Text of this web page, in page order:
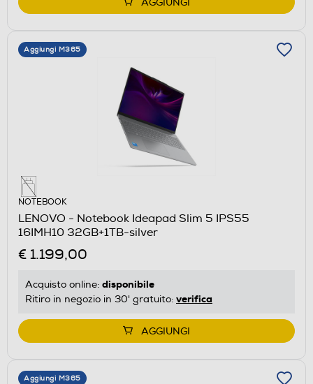
AGGIUNGI
Aggiungi M365
NOTEBOOK
LENOVO - Notebook Ideapad Slim 5 IPS55
16IMH10 32GB+1TB-silver
€ 1.199,00
Acquisto online: disponibile
Ritiro in negozio in 30' gratuito: verifica
AGGIUNGI
Aggiungi M365